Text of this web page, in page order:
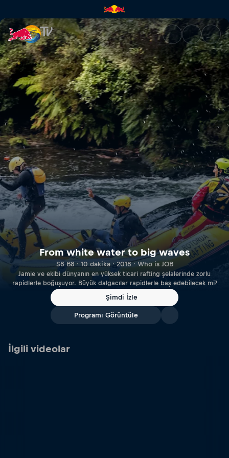
From white water to big
From white water to big waves
S8 B8 · 10 dakika · 2018 · Who is JOB
Jamie ve ekibi dünyanın en yüksek ticari rafting şelalerinde zorlu
rapidlerle boğuşuyor. Büyük dalgacılar rapidlerle baş edebilecek mi?
Şimdi İzle
Programı Görüntüle
İlgili videolar